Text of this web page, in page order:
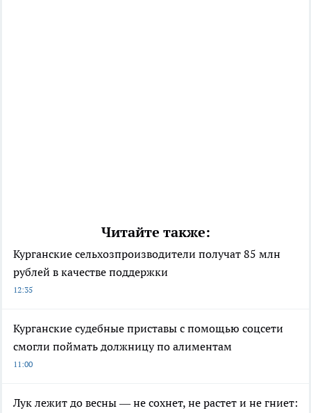
Читайте также:
Курганские сельхозпроизводители получат 85 млн
рублей в качестве поддержки
12:35
Курганские судебные приставы с помощью соцсети
смогли поймать должницу по алиментам
11:00
Лук лежит до весны — не сохнет, не растет и не гниет: